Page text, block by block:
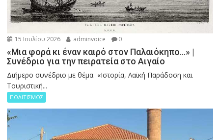
15 Ιουλίου 2026 adminvoice 0
«Μια φορά κι έναν καιρό στον Παλαιόκηπο…» |
Συνέδριο για την πειρατεία στο Αιγαίο
Διήμερο συνέδριο με θέμα «Ιστορία, Λαϊκή Παράδοση και
Τουριστική...
ΠΟΛΙΤΙΣΜΟΣ